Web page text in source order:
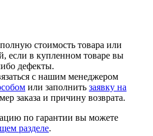
стоимость товара или
если в купленном товаре вы
дефекты.
с нашим менеджером
или заполнить заявку на
заказа и причину возврата.
по гарантии вы можете
разделе.